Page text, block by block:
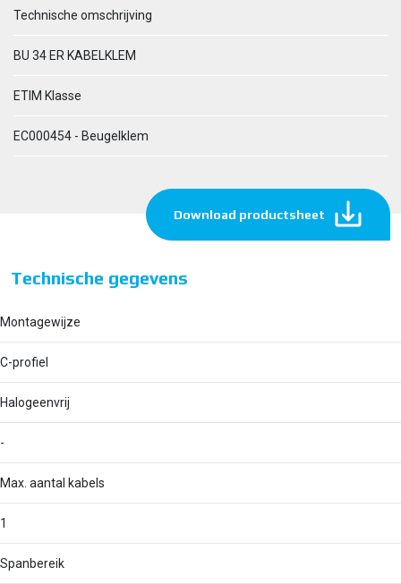
Technische omschrijving
BU 34 ER KABELKLEM
ETIM Klasse
EC000454 - Beugelklem
Download productsheet
Technische gegevens
Montagewijze
C-profiel
Halogeenvrij
-
Max. aantal kabels
1
Spanbereik